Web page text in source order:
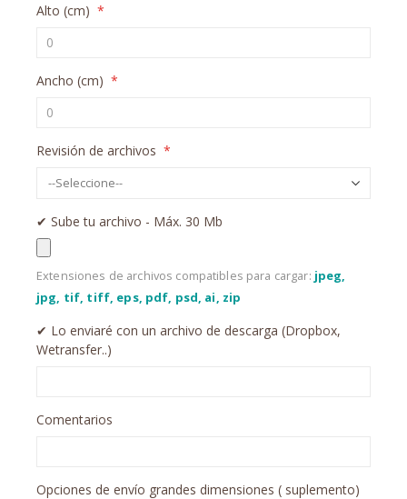
Alto (cm)
Ancho (cm)
Revisión de archivos
✔︎ Sube tu archivo - Máx. 30 Mb
Extensiones de archivos compatibles para cargar: jpeg,
jpg, tif, tiff, eps, pdf, psd, ai, zip
✔︎ Lo enviaré con un archivo de descarga (Dropbox,
Wetransfer..)
Comentarios
Opciones de envío grandes dimensiones ( suplemento)